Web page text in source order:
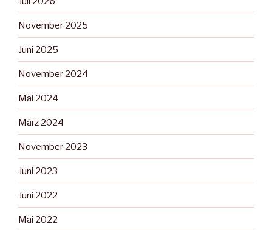
November 2025
Juni 2025
November 2024
Mai 2024
März 2024
November 2023
Juni 2023
Juni 2022
Mai 2022